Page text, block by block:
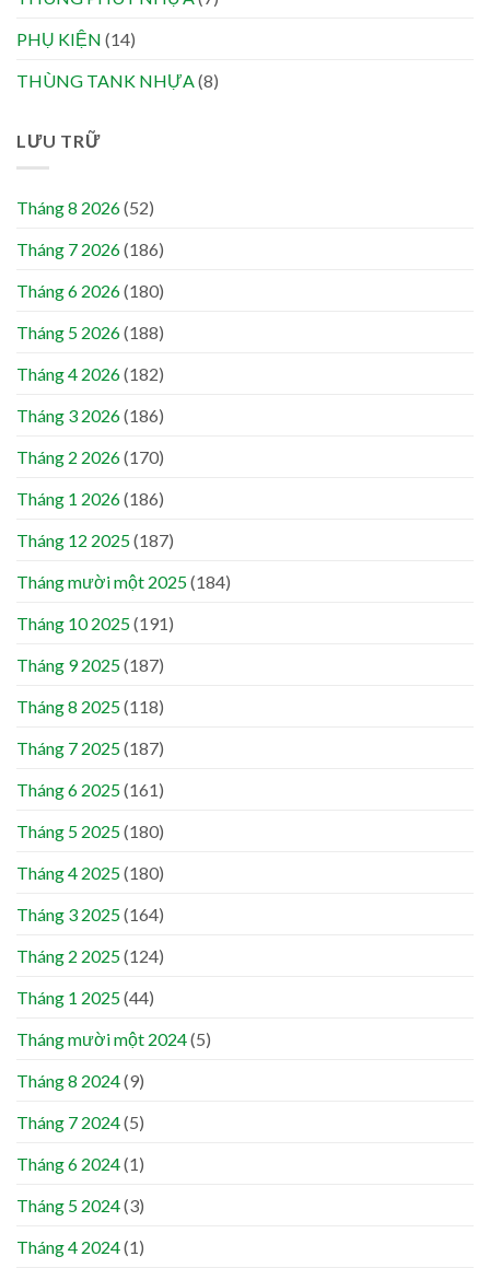
PHỤ KIỆN (14)
THÙNG TANK NHỰA(8)
LƯU TRỮ
Tháng 8 2026(52)
Tháng 7 2026(186)
Tháng 6 2026(180)
Tháng 5 2026(188)
Tháng 4 2026(182)
Tháng 3 2026(186)
Tháng 2 2026(170)
Tháng 1 2026(186)
Tháng 12 2025(187)
Tháng mười một 2025(184)
Tháng 10 2025(191)
Tháng 9 2025(187)
Tháng 8 2025(118)
Tháng 7 2025(187)
Tháng 6 2025(161)
Tháng 5 2025(180)
Tháng 4 2025(180)
Tháng 3 2025(164)
Tháng 2 2025(124)
Tháng 1 2025(44)
Tháng mười một 2024(5)
Tháng 8 2024(9)
Tháng 7 2024(5)
Tháng 6 2024(1)
Tháng 5 2024(3)
Tháng 4 2024(1)